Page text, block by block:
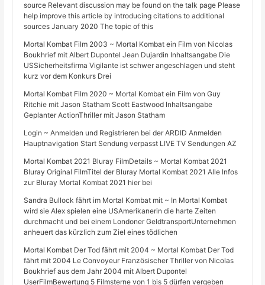
source Relevant discussion may be found on the talk page Please
help improve this article by introducing citations to additional
sources January 2020 The topic of this
Mortal Kombat Film 2003 ~ Mortal Kombat ein Film von Nicolas
Boukhrief mit Albert Dupontel Jean Dujardin Inhaltsangabe Die
USSicherheitsfirma Vigilante ist schwer angeschlagen und steht
kurz vor dem Konkurs Drei
Mortal Kombat Film 2020 ~ Mortal Kombat ein Film von Guy
Ritchie mit Jason Statham Scott Eastwood Inhaltsangabe
Geplanter ActionThriller mit Jason Statham
Login ~ Anmelden und Registrieren bei der ARDID Anmelden
Hauptnavigation Start Sendung verpasst LIVE TV Sendungen AZ
Mortal Kombat 2021 Bluray FilmDetails ~ Mortal Kombat 2021
Bluray Original FilmTitel der Bluray Mortal Kombat 2021 Alle Infos
zur Bluray Mortal Kombat 2021 hier bei
Sandra Bullock fährt im Mortal Kombat mit ~ In Mortal Kombat
wird sie Alex spielen eine USAmerikanerin die harte Zeiten
durchmacht und bei einem Londoner GeldtransportUnternehmen
anheuert das kürzlich zum Ziel eines tödlichen
Mortal Kombat Der Tod fährt mit 2004 ~ Mortal Kombat Der Tod
fährt mit 2004 Le Convoyeur Französischer Thriller von Nicolas
Boukhrief aus dem Jahr 2004 mit Albert Dupontel
UserFilmBewertung 5 Filmsterne von 1 bis 5 dürfen vergeben